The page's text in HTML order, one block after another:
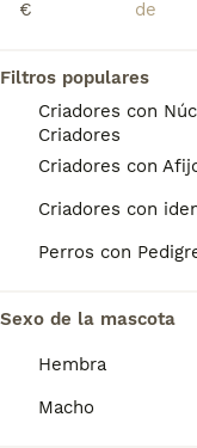
€
Filtros populares
Criadores con
Criadores
Criadores con
Criadores con
Perros con
Sexo de la mascota
Hembra
Macho
Edad SexoPrecio
Criador
Identidad
Las Torres de Cotillas
PRO